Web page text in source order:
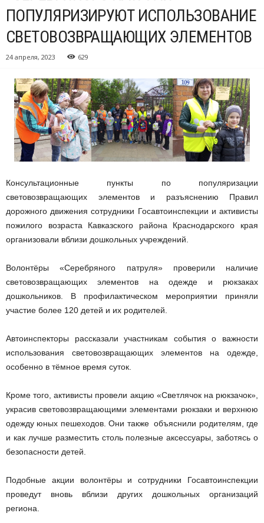
ПОПУЛЯРИЗИРУЮТ ИСПОЛЬЗОВАНИЕ
СВЕТОВОЗВРАЩАЮЩИХ ЭЛЕМЕНТОВ
24 апреля, 2023 629
Консультационные пункты по популяризации
световозвращающих элементов и разъяснению Правил
дорожного движения сотрудники Госавтоинспекции и активисты
пожилого возраста Кавказского района Краснодарского края
организовали вблизи дошкольных учреждений.
Волонтёры «Серебряного патруля» проверили наличие
световозвращающих элементов на одежде и рюкзаках
дошкольников. В профилактическом мероприятии приняли
участие более 120 детей и их родителей.
Автоинспекторы рассказали участникам события о важности
использования световозвращающих элементов на одежде,
особенно в тёмное время суток.
Кроме того, активисты провели акцию «Светлячок на рюкзачок»,
украсив световозвращающими элементами рюкзаки и верхнюю
одежду юных пешеходов. Они также объяснили родителям, где
и как лучше разместить столь полезные аксессуары, заботясь о
безопасности детей.
Подобные акции волонтёры и сотрудники Госавтоинспекции
проведут вновь вблизи других дошкольных организаций
региона.